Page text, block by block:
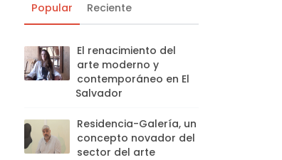
Popular Reciente
El renacimiento del
arte moderno y
contemporáneo en El
Salvador
Residencia-Galería, un
concepto novador del
sector del arte